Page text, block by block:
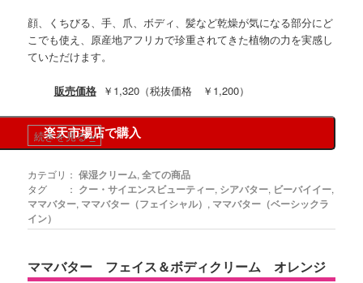
顔、くちびる、手、爪、ボディ、髪など乾燥が気になる部分にど
こでも使え、原産地アフリカで珍重されてきた植物の力を実感し
ていただけます。
販売価格￥1,320（税抜価格 ￥1,200）
楽天市場店で購入
続きを見る»
カテゴリ： 保湿クリーム,全ての商品
タグ ： クー・サイエンスビューティー, シアバター, ビーバイイー,
ママバター, ママバター（フェイシャル） , ママバター（ベーシックラ
イン）
ママバター フェイス＆ボディクリーム オレンジ